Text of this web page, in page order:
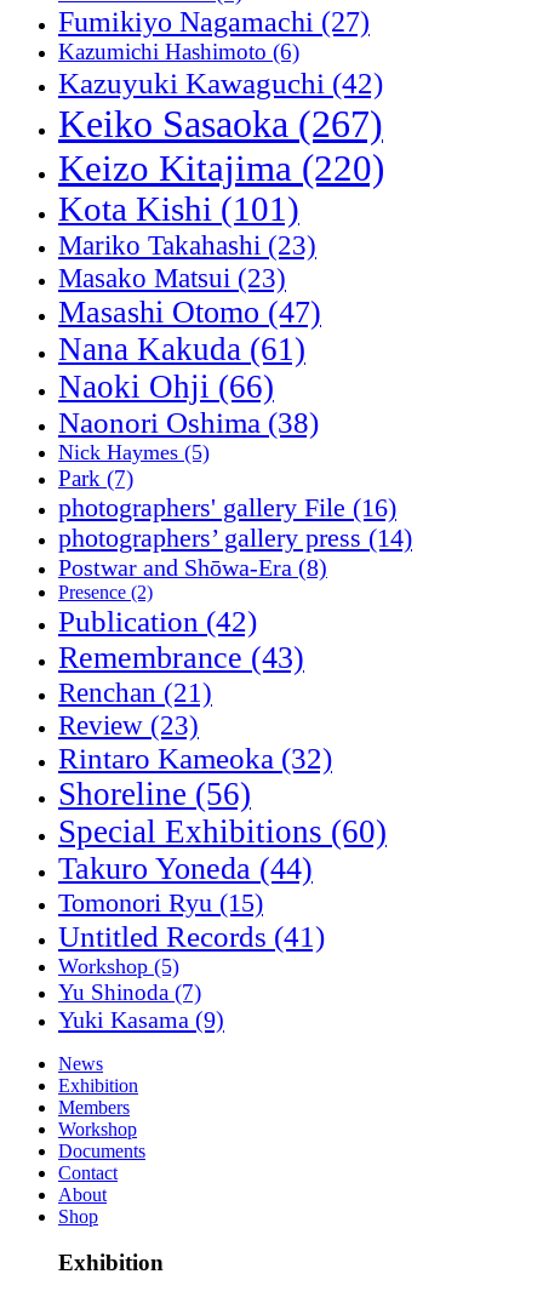
Fumikiyo Nagamachi (27)
Kazumichi Hashimoto (6)
Kazuyuki Kawaguchi (42)
Keiko Sasaoka (267)
Keizo Kitajima (220)
Kota Kishi (101)
Mariko Takahashi (23)
Masako Matsui (23)
Masashi Otomo (47)
Nana Kakuda (61)
Naoki Ohji (66)
Naonori Oshima (38)
Nick Haymes (5)
Park (7)
photographers' gallery File (16)
photographers’ gallery press (14)
Postwar and Shōwa-Era (8)
Presence (2)
Publication (42)
Remembrance (43)
Renchan (21)
Review (23)
Rintaro Kameoka (32)
Shoreline (56)
Special Exhibitions (60)
Takuro Yoneda (44)
Tomonori Ryu (15)
Untitled Records (41)
Workshop (5)
Yu Shinoda (7)
Yuki Kasama (9)
News
Exhibition
Members
Workshop
Documents
Contact
About
Shop
Exhibition